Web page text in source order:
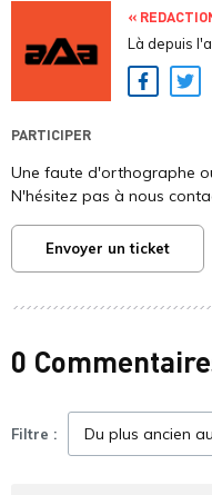
«
Là depuis
PARTICIPER
Une faute d'orthographe
N'hésitez pas à nous
Envoyer un ticket
0
Filtre :